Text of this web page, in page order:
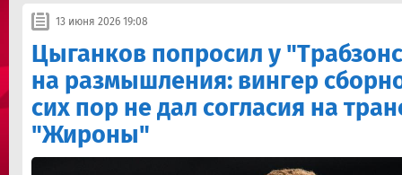
13 июня 2026 19:08
Цыганков попросил у
на размышления: вингер
сих пор не дал согласия на
"Жироны"